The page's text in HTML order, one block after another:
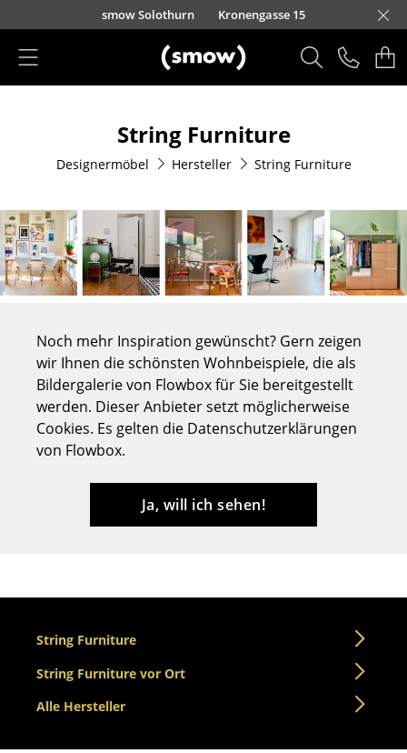
Direkt zum Inhaltsmow Solothurn Kronengasse 15
Esszimmerstühle
Sofas
Sessel
Loungesessel
Freischwinger
Barhocker
Hocker
Bürodrehstühle
Konferenzstühle
String Furniture
Designermöbel Hersteller String Furniture
Noch mehr Inspiration gewünscht? Gern zeigen
wir Ihnen die schönsten Wohnbeispiele, die als
Bildergalerie von Flowbox für Sie bereitgestellt
werden. Dieser Anbieter setzt möglicherweise
Cookies. Es gelten die Datenschutzerklärungen
von Flowbox.
Ja, will ich sehen!
String Furniture
String Furniture vor Ort
Alle Hersteller